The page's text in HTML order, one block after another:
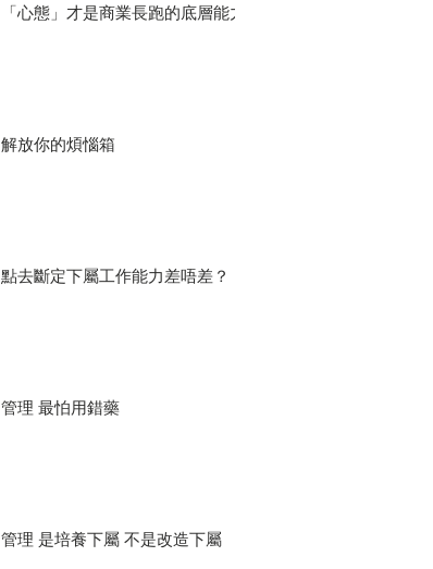
「心態」才是商業長跑的底層能力
解放你的煩惱箱
點去斷定下屬工作能力差唔差？
管理 最怕用錯藥
管理 是培養下屬 不是改造下屬